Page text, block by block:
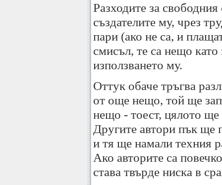
Разходите за
създателите му, чрез
пари (ако не са, и
смисъл, те са нещо
използването му.
Оттук обаче тръгва
от още нещо, той ще
нещо - тоест, цялото
Другите автори пък ще
и тя ще намали техния
Ако авторите са
става твърде ниска в